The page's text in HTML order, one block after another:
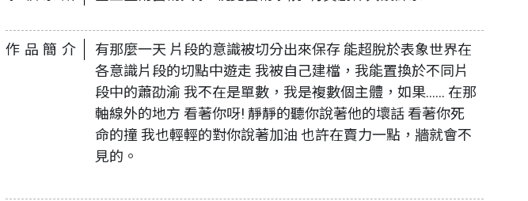
作品簡介
有那麼一天 片段的意識被切分出來保存 能超脫於表象世界在
各意識片段的切點中遊走 我被自己建檔，我能置換於不同片
段中的蕭劭渝 我不在是單數，我是複數個主體，如果...... 在那
軸線外的地方 看著你呀! 靜靜的聽你說著他的壞話 看著你死
命的撞 我也輕輕的對你說著加油 也許在賣力一點，牆就會不
見的。